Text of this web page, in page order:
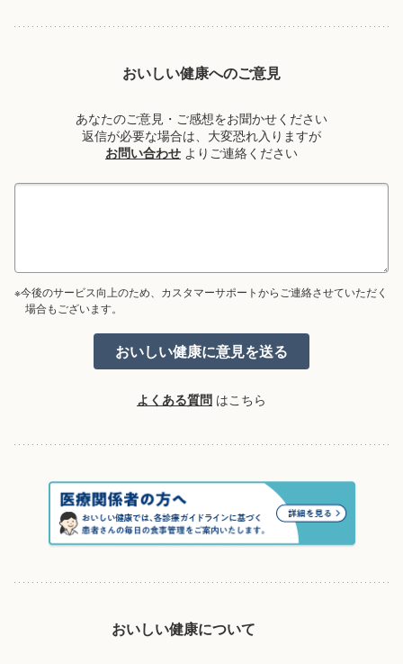
おいしい健康へのご意見
あなたのご意見・ご感想をお聞かせください
返信が必要な場合は、大変恐れ入りますが
お問い合わせ よりご連絡ください
※今後のサービス向上のため、カスタマーサポートからご連絡させていただく
場合もございます。
よくある質問 はこちら
おいしい健康について